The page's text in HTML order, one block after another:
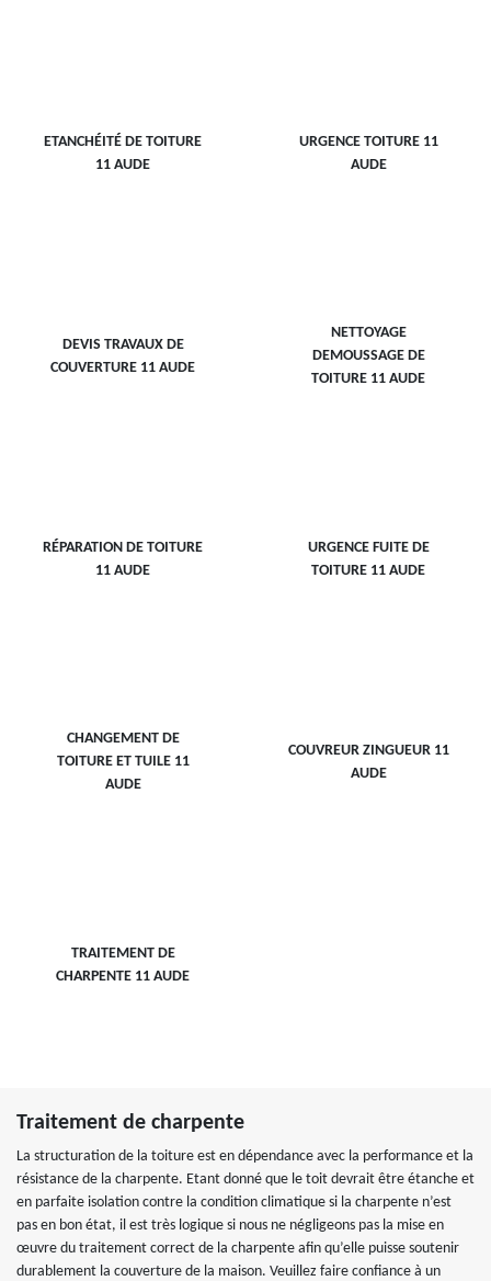
ETANCHÉITÉ DE TOITURE
11 AUDE
URGENCE TOITURE 11
AUDE
DEVIS TRAVAUX DE
COUVERTURE 11 AUDE
NETTOYAGE
DEMOUSSAGE DE
TOITURE 11 AUDE
RÉPARATION DE TOITURE
11 AUDE
URGENCE FUITE DE
TOITURE 11 AUDE
CHANGEMENT DE
TOITURE ET TUILE 11
AUDE
COUVREUR ZINGUEUR 11
AUDE
TRAITEMENT DE
CHARPENTE 11 AUDE
Traitement de charpente
La structuration de la toiture est en dépendance avec la performance et la
résistance de la charpente. Etant donné que le toit devrait être étanche et
en parfaite isolation contre la condition climatique si la charpente n’est
pas en bon état, il est très logique si nous ne négligeons pas la mise en
œuvre du traitement correct de la charpente afin qu’elle puisse soutenir
durablement la couverture de la maison. Veuillez faire confiance à un